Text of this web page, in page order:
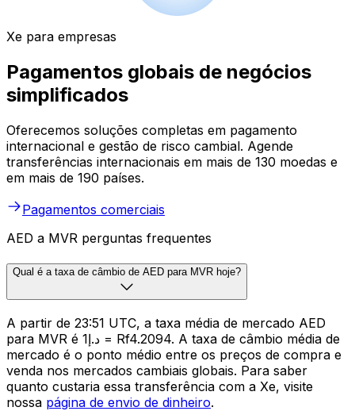
Xe para empresas
Pagamentos globais de negócios
simplificados
Oferecemos soluções completas em pagamento
internacional e gestão de risco cambial. Agende
transferências internacionais em mais de 130 moedas e
em mais de 190 países.
Pagamentos comerciais
AED a MVR perguntas frequentes
Qual é a taxa de câmbio de AED para MVR hoje?
A partir de 23:51 UTC, a taxa média de mercado AED
para MVR é د.إ1 = Rf4.2094. A taxa de câmbio média de
mercado é o ponto médio entre os preços de compra e
venda nos mercados cambiais globais. Para saber
quanto custaria essa transferência com a Xe, visite
nossa página de envio de dinheiro.